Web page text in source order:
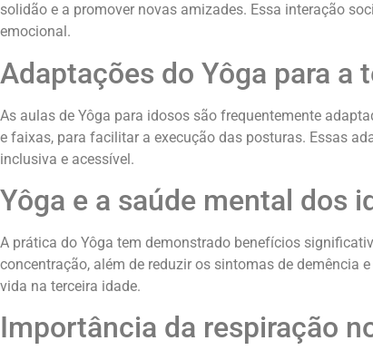
solidão e a promover novas amizades. Essa interação
emocional.
Adaptações do Yôga para a
As aulas de Yôga para idosos são frequentemente
e faixas, para facilitar a execução das posturas. Essas
inclusiva e acessível.
Yôga e a saúde mental dos
A prática do Yôga tem demonstrado benefícios
concentração, além de reduzir os sintomas de demência
vida na terceira idade.
Importância da respiração